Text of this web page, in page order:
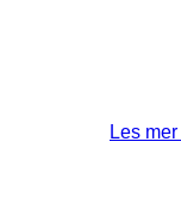
Les mer